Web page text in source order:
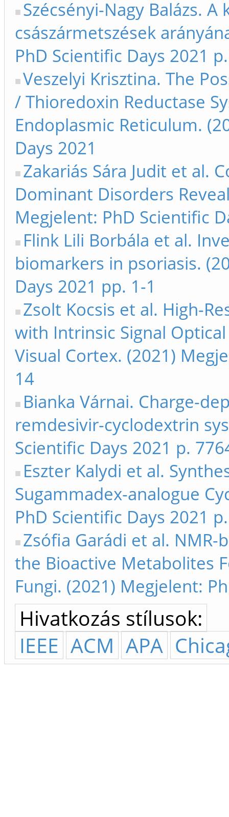
Szécsényi-Nagy Balázs.
császármetszések
PhD Scientific Days 2021
Veszelyi Krisztina. The
/ Thioredoxin Reductase
Endoplasmic Reticulum.
Days 2021
Zakariás Sára Judit et al.
Dominant Disorders
Megjelent: PhD Scientific
Flink Lili Borbála et al.
biomarkers in psoriasis.
Days 2021 pp. 1-1
Zsolt Kocsis et al. High-
with Intrinsic Signal
Visual Cortex. (2021)
14
Bianka Várnai. Charge-
remdesivir-cyclodextrin
Scientific Days 2021 p.
Eszter Kalydi et al.
Sugammadex-analogue
PhD Scientific Days 2021
Zsófia Garádi et al.
the Bioactive Metabolites
Fungi. (2021) Megjelent:
Hivatkozás stílusok:
IEEE ACM APA